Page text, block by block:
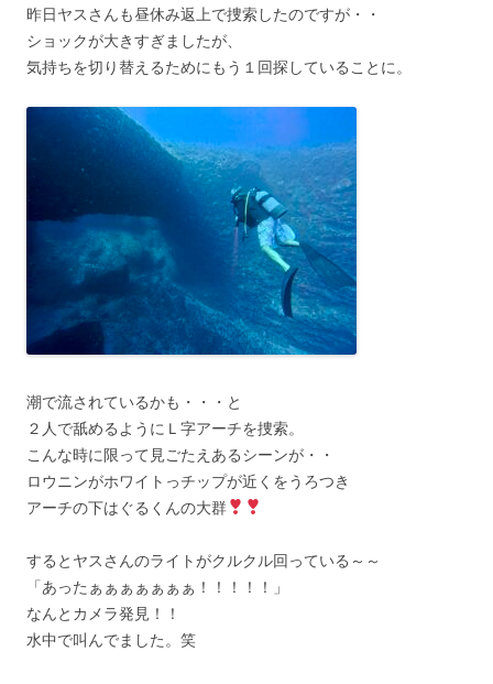
昨日ヤスさんも昼休み返上で捜索したのですが・・
ショックが大きすぎましたが、
気持ちを切り替えるためにもう１回探していることに。
潮で流されているかも・・・と
２人で舐めるようにＬ字アーチを捜索。
こんな時に限って見ごたえあるシーンが・・
ロウニンがホワイトっチップが近くをうろつき
アーチの下はぐるくんの大群
するとヤスさんのライトがクルクル回っている～～
「あったぁぁぁぁぁぁぁ！！！！！」
なんとカメラ発見！！
水中で叫んでました。笑